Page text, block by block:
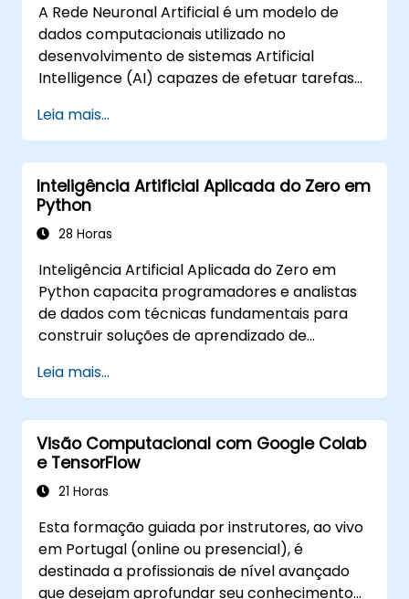
oportunidades de transformação
impulsionadas pela IA, analisar tendências de
tecnologias emergentes e integrar soluções
práticas e inteligentes para acelerar a
agilidade dos negócios.
A Rede Neuronal Artificial é um modelo de
dados computacionais utilizado no
desenvolvimento de sistemas Artificial
Intelligence (AI) capazes de efetuar tarefas
Neural Networks são normalmente utilizadas
em aplicações Machine Learning (ML), que
são elas próprias uma implementação da IA.
Deep Learning é um subconjunto do ML.
Leia mais...
Inteligência Artificial Aplicada do Zero em
Python
28 Horas
Inteligência Artificial Aplicada do Zero em
Python capacita programadores e analistas
de dados com técnicas fundamentais para
construir soluções de aprendizado de
princípios básicos de classificação e
regressão de aprendizado supervisionado,
agrupamento e detecção de anomalias de
aprendizado não supervisionado, além de
arquiteturas avançadas de redes neurais.
Examina métodos comprovados para
MLlib e notebooks Jupyter para o
desenvolvimento prático de IA. Ajuda
profissionais a implementar modelos de
Leia mais...
Visão Computacional com Google Colab
e TensorFlow
21 Horas
Esta formação guiada por instrutores, ao vivo
em Portugal (online ou presencial), é
destinada a profissionais de nível avançado
que desejam aprofundar seu conhecimento